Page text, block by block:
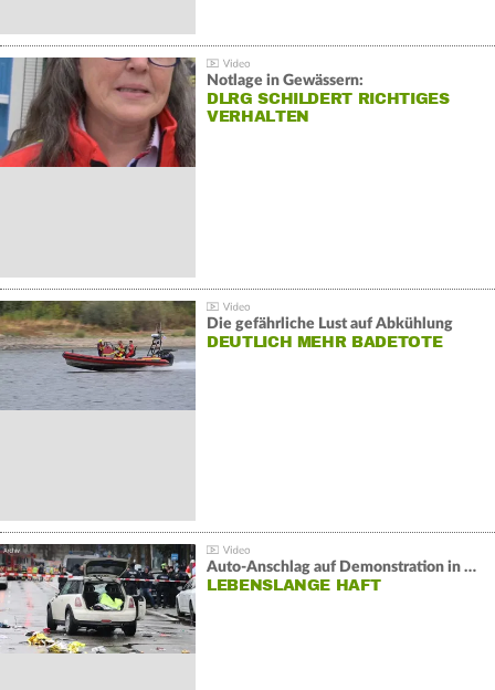
Notlage in Gewässern:
DLRG SCHILDERT RICHTIGES
VERHALTEN
Die gefährliche Lust auf Abkühlung
DEUTLICH MEHR BADETOTE
Auto-Anschlag auf Demonstration in München:
LEBENSLANGE HAFT